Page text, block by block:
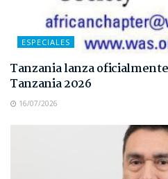
ESPECIALES
Tanzania lanza
Tanzania 2026
16/07/2026